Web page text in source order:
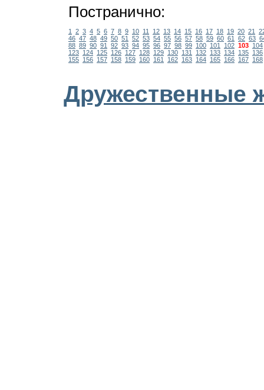
Постранично:
1 2 3 4 5 6 7 8 9 10 11 12 13 14 15 16 17 18 19 20 21
46 47 48 49 50 51 52 53 54 55 56 57 58 59 60 61 62 63
88 89 90 91 92 93 94 95 96 97 98 99 100 101 102 103 104
123 124 125 126 127 128 129 130 131 132 133 134 135 136
155 156 157 158 159 160 161 162 163 164 165 166 167 168
Дружественные